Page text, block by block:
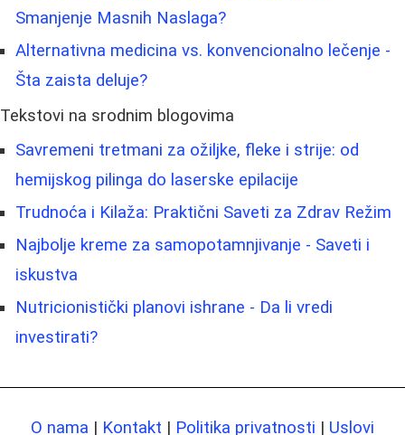
Smanjenje Masnih Naslaga?
Alternativna medicina vs. konvencionalno lečenje -
Šta zaista deluje?
Tekstovi na srodnim blogovima
Savremeni tretmani za ožiljke, fleke i strije: od
hemijskog pilinga do laserske epilacije
Trudnoća i Kilaža: Praktični Saveti za Zdrav Režim
Najbolje kreme za samopotamnjivanje - Saveti i
iskustva
Nutricionistički planovi ishrane - Da li vredi
investirati?
O nama | Kontakt | Politika privatnosti | Uslovi